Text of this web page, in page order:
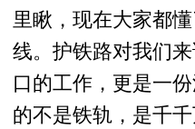
里瞅，现在大家都
线。护铁路对我们
口的工作，更是一
的不是铁轨，是千